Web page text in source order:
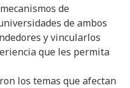
de
de ambos
y vincularlos
que les permita
los temas que afectan